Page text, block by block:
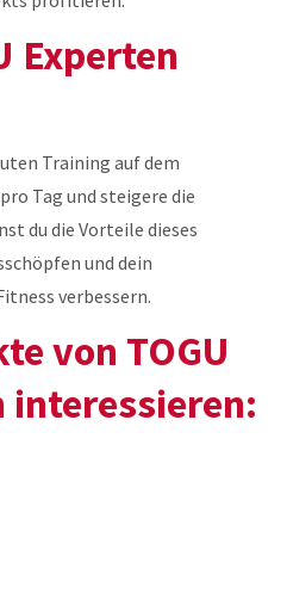
Experten
Training auf dem
Tag und steigere die
du die Vorteile dieses
und dein
verbessern.
von TOGU
interessieren: